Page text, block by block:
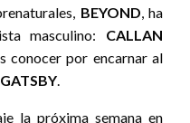
BEYOND, ha
masculino: CALLAN
conocer por encarnar al
.
la próxima semana en